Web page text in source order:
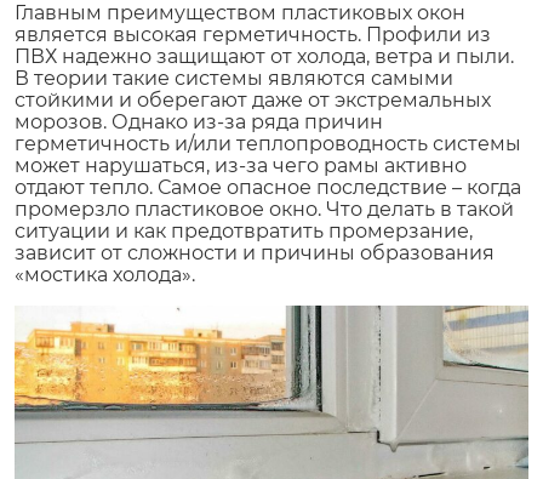
Главным преимуществом пластиковых окон
является высокая герметичность. Профили из
ПВХ надежно защищают от холода, ветра и пыли.
В теории такие системы являются самыми
стойкими и оберегают даже от экстремальных
морозов. Однако из-за ряда причин
герметичность и/или теплопроводность системы
может нарушаться, из-за чего рамы активно
отдают тепло. Самое опасное последствие – когда
промерзло пластиковое окно. Что делать в такой
ситуации и как предотвратить промерзание,
зависит от сложности и причины образования
«мостика холода».